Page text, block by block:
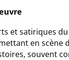
et satiriques
en scène
souvent